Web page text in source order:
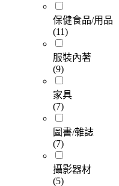
保健食品/用品
(11)
服裝內著
(9)
家具
(7)
圖書/雜誌
(7)
攝影器材
(5)